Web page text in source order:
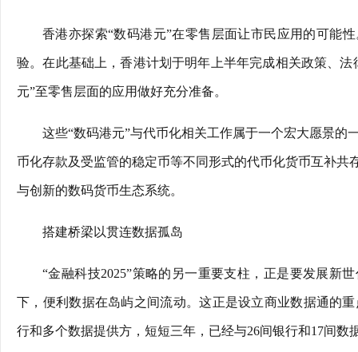
香港亦探索“数码港元”在零售层面让市民应用的可能
验。在此基础上，香港计划于明年上半年完成相关政策、
元”至零售层面的应用做好充分准备。
这些“数码港元”与代币化相关工作属于一个宏大愿景的
币化存款及受监管的稳定币等不同形式的代币化货币互补
与创新的数码货币生态系统。
搭建桥梁以贯连数据孤岛
“金融科技2025”策略的另一重要支柱，正是要发展新
下，便利数据在岛屿之间流动。这正是设立商业数据通的
行和多个数据提供方，短短三年，已经与26间银行和17间